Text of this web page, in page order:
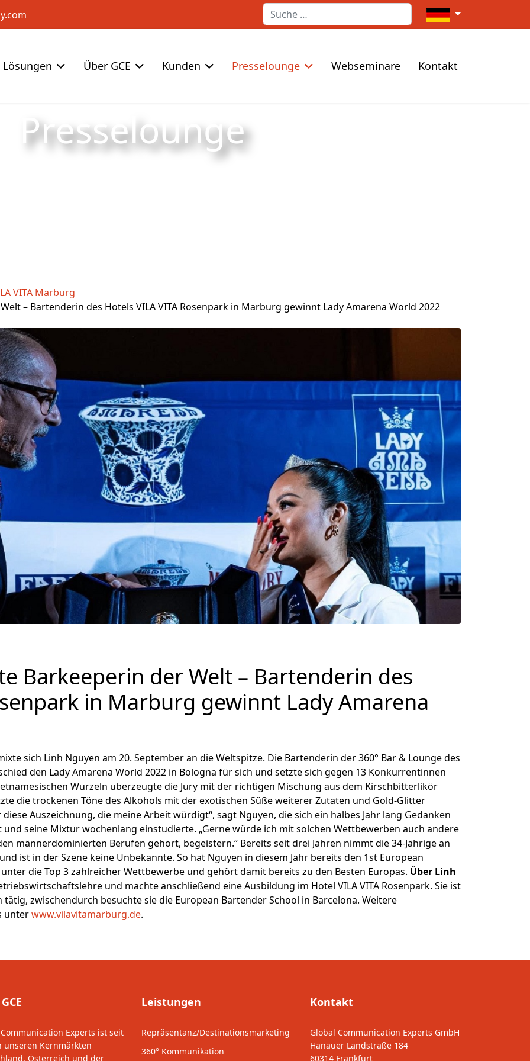
Suchen Sprache auswählen
Lösungen Über GCE Kunden Presselounge Webseminare Kontakt
Presselounge
VITA Marburg
– Bartenderin des Hotels VILA VITA Rosenpark in Marburg gewinnt Lady Amarena World 2022
Barkeeperin der Welt – Bartenderin des
in Marburg gewinnt Lady Amarena
sich Linh Nguyen am 20. September an die Weltspitze. Die Bartenderin der 360° Bar & Lounge des
den Lady Amarena World 2022 in Bologna für sich und setzte sich gegen 13 Konkurrentinnen
Wurzeln überzeugte die Jury mit der richtigen Mischung aus dem Kirschbitterlikör
die trockenen Töne des Alkohols mit der exotischen Süße weiterer Zutaten und Gold-Glitter
Auszeichnung, die meine Arbeit würdigt“, sagt Nguyen, die sich ein halbes Jahr lang Gedanken
seine Mixtur wochenlang einstudierte. „Gerne würde ich mit solchen Wettbewerben auch andere
männerdominierten Berufen gehört, begeistern.“ Bereits seit drei Jahren nimmt die 34-Jährige an
ist in der Szene keine Unbekannte. So hat Nguyen in diesem Jahr bereits den 1st European
die Top 3 zahlreicher Wettbewerbe und gehört damit bereits zu den Besten Europas. Über Linh
und machte anschließend eine Ausbildung im Hotel VILA VITA Rosenpark. Sie ist
zwischendurch besuchte sie die European Bartender School in Barcelona. Weitere
unterwww.vilavitamarburg.de.
Experts ist seit
unseren Kernmärkten
Österreich und der
Leistungen
Repräsentanz/Destinationsmarketing
360° Kommunikation
Kontakt
Global Communication Experts GmbH
Hanauer Landstraße 184
60314 Frankfurt